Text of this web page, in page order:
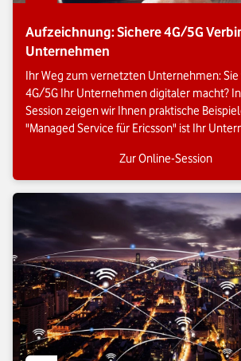
Aufzeichnung: Sichere 4G/5G
Unternehmen
Ihr Weg zum vernetzten Unternehmen: Sie
4G/5G Ihr Unternehmen digitaler macht?
Session zeigen wir Ihnen praktische
"Managed Service für Ericsson" ist Ihr
Zur Online-Session